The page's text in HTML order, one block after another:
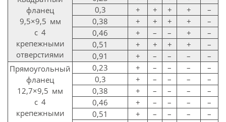
фланец
9,5×9,5 мм
с 4
крепежными
отверстиями
0,3
+ + + +
–
0,38
+ + + +
–
0,46
+ – – +
–
0,51
+ + + +
–
0,91
+ – – –
–
Прямоугольный
фланец
12,7×9,5 мм
с 4
крепежными
0,23 + – – –
–
0,3
+ – – –
–
0,38
+ – – –
–
0,46
+ – – –
–
0,51
+ – – –
–